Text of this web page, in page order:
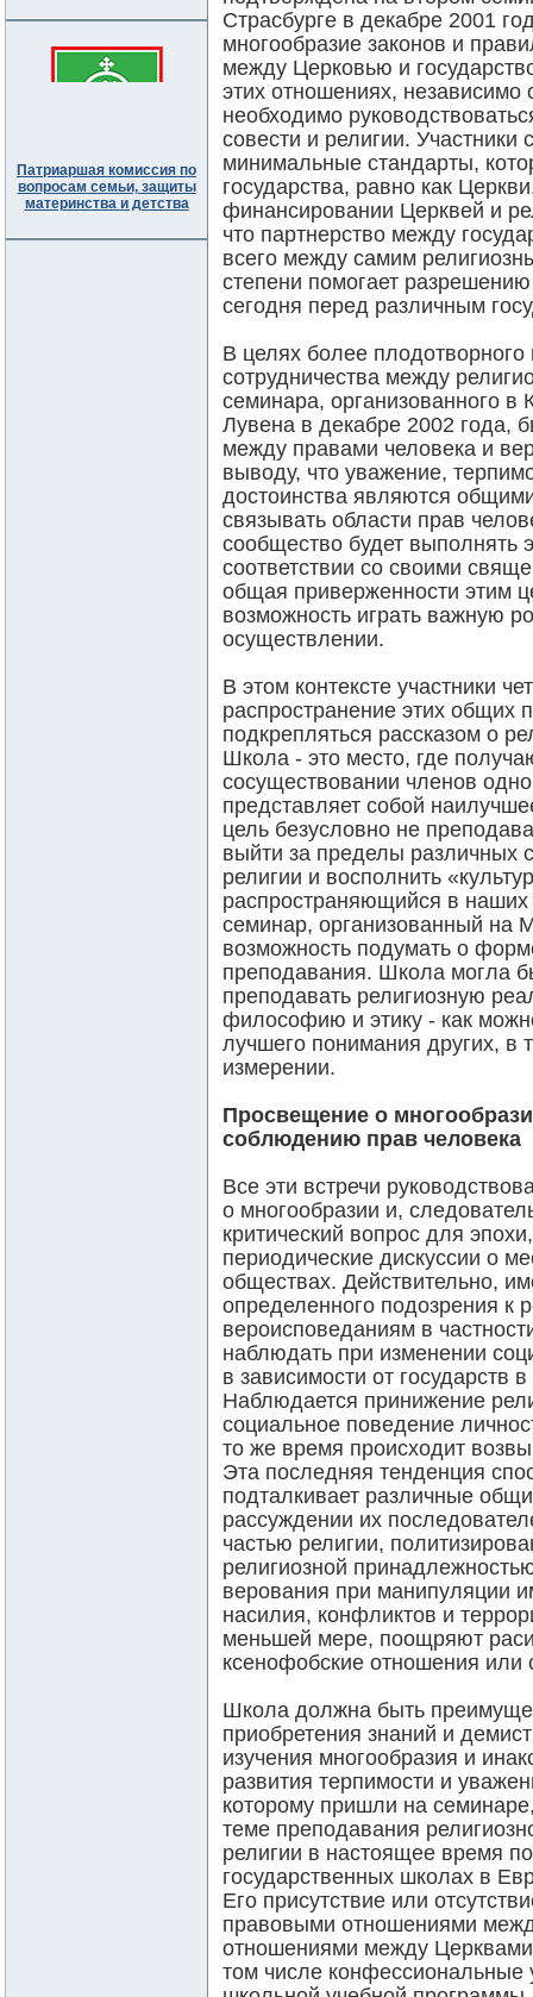
Патриаршая комиссия по
вопросам семьи, защиты
материнства и детства
Страсбурге в декабре 2001
многообразие законов и
между Церковью и
этих отношениях,
необходимо
совести и религии. Участники
минимальные стандарты,
государства, равно как
финансировании Церквей и
что партнерство между
всего между самим
степени помогает
сегодня перед различным
В целях более
сотрудничества между
семинара, организованного в
Лувена в декабре 2002 года,
между правами человека и
выводу, что уважение,
достоинства являются
связывать области прав
сообщество будет выполнять
соответствии со своими
общая приверженности этим
возможность играть важную
осуществлении.
В этом контексте участники
распространение этих общих
подкрепляться рассказом о
Школа - это место, где
сосуществовании членов
представляет собой
цель безусловно не
выйти за пределы различных
религии и восполнить
распространяющийся в
семинар, организованный на
возможность подумать о
преподавания. Школа могла
преподавать религиозную
философию и этику - как
лучшего понимания других, в
измерении.
Просвещение о
соблюдению прав человека
Все эти встречи
о многообразии и,
критический вопрос для
периодические дискуссии о
обществах. Действительно,
определенного подозрения к
вероисповеданиям в
наблюдать при изменении
в зависимости от государств
Наблюдается принижение
социальное поведение
то же время происходит
Эта последняя тенденция
подталкивает различные
рассуждении их
частью религии,
религиозной
верования при манипуляции
насилия, конфликтов и
меньшей мере, поощряют
ксенофобские отношения
Школа должна быть
приобретения знаний и
изучения многообразия и
развития терпимости и
которому пришли на
теме преподавания
религии в настоящее время
государственных школах в
Его присутствие или
правовыми отношениями
отношениями между
том числе конфессиональные